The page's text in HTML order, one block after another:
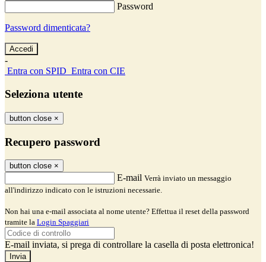
Password
Password dimenticata?
-
Entra con SPID Entra con CIE
Seleziona utente
button close ×
Recupero password
button close ×
E-mail Verrà inviato un messaggio
all'indirizzo indicato con le istruzioni necessarie.
Non hai una e-mail associata al nome utente? Effettua il reset della password
tramite la Login Spaggiari
E-mail inviata, si prega di controllare la casella di posta elettronica!